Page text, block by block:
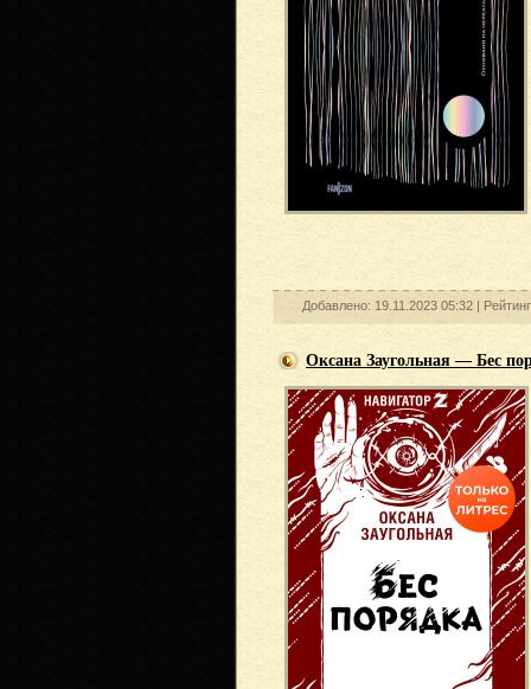
Добавлено: 19.11.2023 05:32 |
Оксана Заугольная — Бес